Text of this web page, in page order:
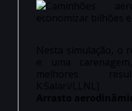
Nesta simulação, o
e uma
melhores
K.Salari/LLNL]
Arrasto